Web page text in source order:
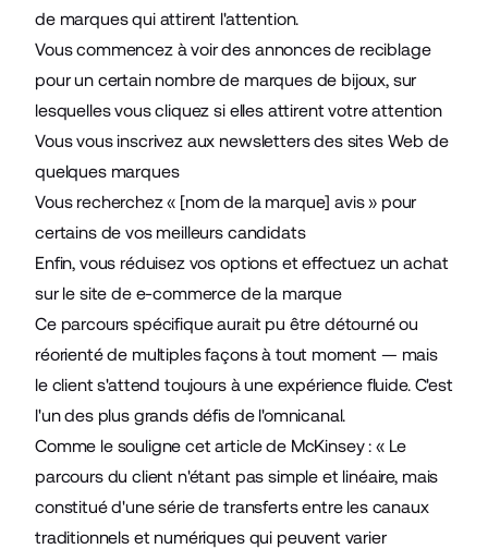
de marques qui attirent l'attention.
Vous commencez à voir des annonces de reciblage
pour un certain nombre de marques de bijoux, sur
lesquelles vous cliquez si elles attirent votre attention
Vous vous inscrivez aux newsletters des sites Web de
quelques marques
Vous recherchez « [nom de la marque] avis » pour
certains de vos meilleurs candidats
Enfin, vous réduisez vos options et effectuez un achat
sur le site de e-commerce de la marque
Ce parcours spécifique aurait pu être détourné ou
réorienté de multiples façons à tout moment — mais
le client s'attend toujours à une expérience fluide. C'est
l'un des plus grands défis de l'omnicanal.
Comme le souligne cetarticle de McKinsey: « Le
parcours du client n'étant pas simple et linéaire, mais
constitué d'une série de transferts entre les canaux
traditionnels et numériques qui peuvent varier